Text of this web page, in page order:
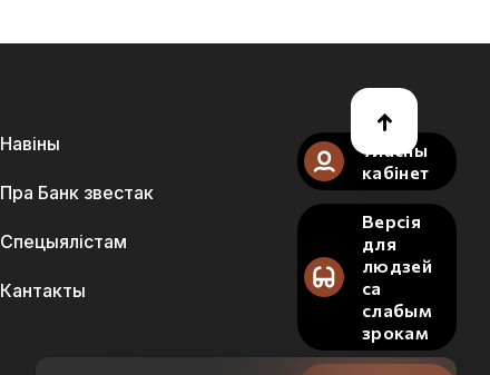
Навіны
Пра Банк звестак
Спецыялістам
Кантакты
Уласны
кабінет
Версія
для
людзей
са
слабым
зрокам